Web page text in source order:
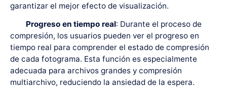
garantizar el mejor efecto de visualización.
Progreso en tiempo real: Durante el proceso de
compresión, los usuarios pueden ver el progreso en
tiempo real para comprender el estado de compresión
de cada fotograma. Esta función es especialmente
adecuada para archivos grandes y compresión
multiarchivo, reduciendo la ansiedad de la espera.